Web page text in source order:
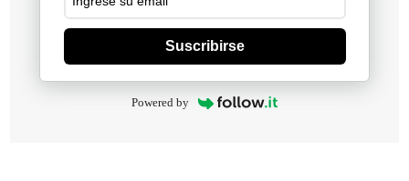
Suscribirse
Powered by